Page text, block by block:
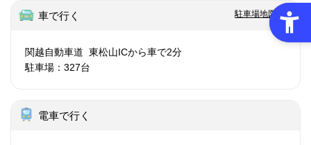
車で行く 駐車場地図
関越自動車道 東松山ICから車で2分
駐車場：327台
電車で行く